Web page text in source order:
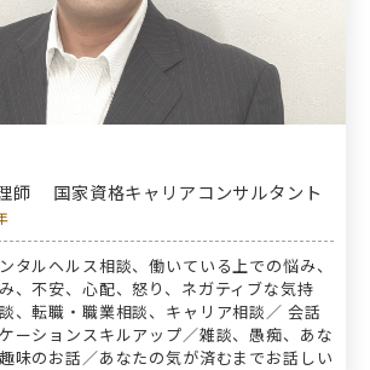
師 国家資格キャリアコンサルタント
タルヘルス相談、働いている上での悩み、
、不安、心配、怒り、ネガティブな気持
、転職・職業相談、キャリア相談／ 会話
ーションスキルアップ／雑談、愚痴、あな
味のお話／あなたの気が済むまでお話しい